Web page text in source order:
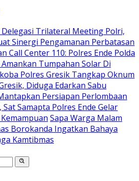
Trilateral Meeting Polri,
Sinergi Pengamanan Perbatasan
Call Center 110: Polres Ende Polda
Tumpahan Solar Di
Polres Gresik Tangkap Oknum
Diduga Edarkan Sabu
Persiapan Perlombaan
Samapta Polres Ende Gelar
Sapa Warga Malam
Borokanda Ingatkan Bahaya
Kamtibmas